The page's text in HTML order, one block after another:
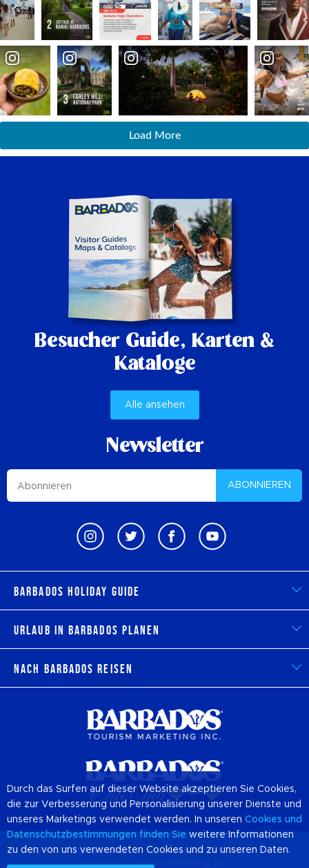
Load More
Besucher Guide, Karten &
Kataloge
Alle ansehen
Newsletter
ABONNIEREN
Barbados Holiday Guide
Urlaub in Barbados planen
Nach Barbados reisen
© 2026 Offizielle Website von Destination Barbadosund
Barbados Tourism Marketing, Inc.
Durch das Surfen auf dieser Website akzeptieren Sie Cookies,
die zur Verbesserung und Personalisierung unserer Dienste und
unseres Marketings verwendet werden. In unseren Cookies und
Datenschutzbestimmungen finden Sie weitere Informationen
zu den von uns verwendeten Cookies und zu unseren Daten.